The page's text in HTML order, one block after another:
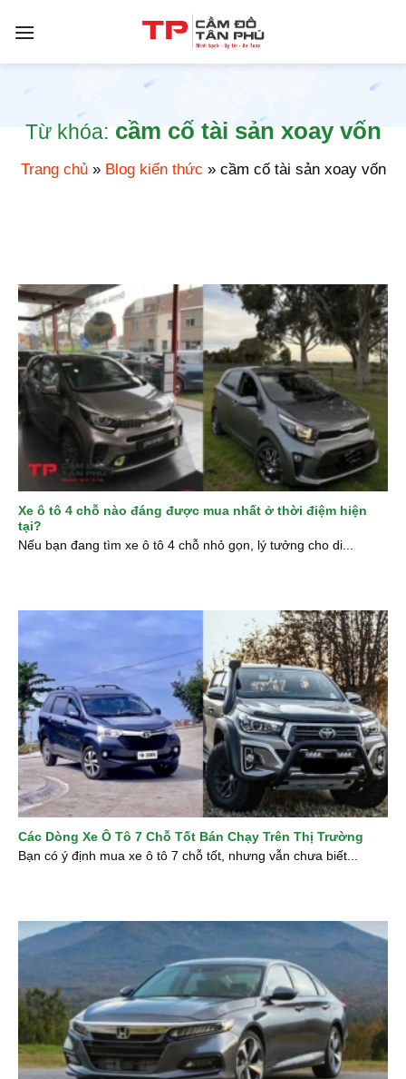
qua
Từ khóa: cầm cố tài sản xoay vốn
Trang chủ» Blog kiến thức » cầm cố tài sản xoay vốn
Xe ô tô 4 chỗ nào đáng được mua nhất ở thời điệm hiện
tại?
Nếu bạn đang tìm xe ô tô 4 chỗ nhỏ gọn, lý tưởng cho di...
Các Dòng Xe Ô Tô 7 Chỗ Tốt Bán Chạy Trên Thị Trường
Bạn có ý định mua xe ô tô 7 chỗ tốt, nhưng vẫn chưa biết...